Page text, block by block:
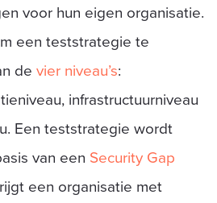
voor hun eigen organisatie.
een teststrategie te
de vier niveau’s:
infrastructuurniveau
Een teststrategie wordt
van een Security Gap
een organisatie met